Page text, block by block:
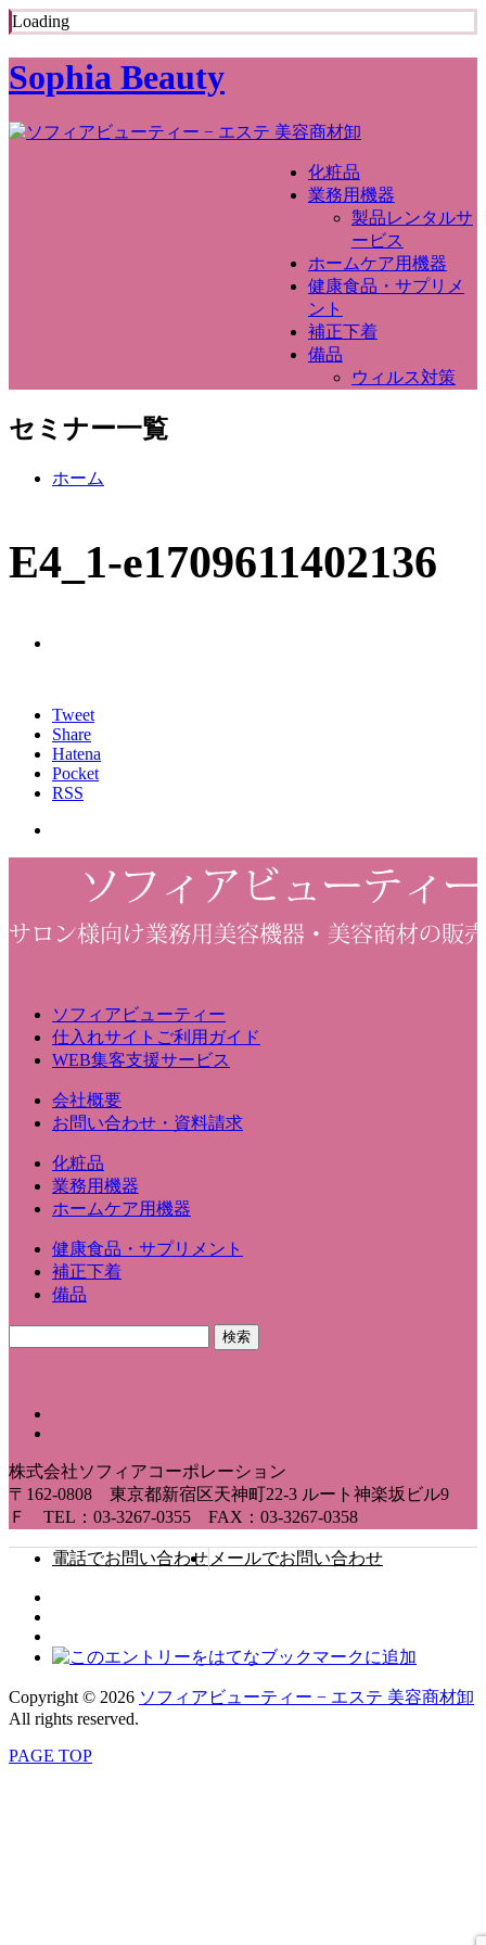
Loading
Sophia Beauty
化粧品
業務用機器
製品レンタルサ
ービス
ホームケア用機器
健康食品・サプリメ
ント
補正下着
備品
ウィルス対策
セミナー一覧
ホーム
E4_1-e1709611402136
Tweet
Share
Hatena
Pocket
RSS
ソフィアビューティー
仕入れサイトご利用ガイド
WEB集客支援サービス
会社概要
お問い合わせ・資料請求
化粧品
業務用機器
ホームケア用機器
健康食品・サプリメント
補正下着
備品
株式会社ソフィアコーポレーション
〒162-0808 東京都新宿区天神町22-3 ルート神楽坂ビル9
Ｆ TEL：03-3267-0355 FAX：03-3267-0358
電話でお問い合わせ メールでお問い合わせ
Copyright © 2026 ソフィアビューティー − エステ 美容商材卸
All rights reserved.
PAGE TOP